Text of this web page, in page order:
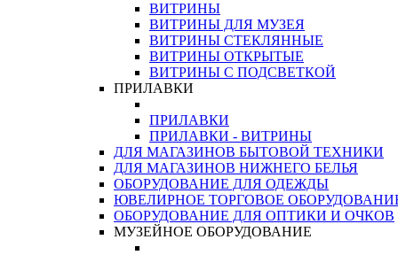
ВИТРИНЫ
ВИТРИНЫ ДЛЯ МУЗЕЯ
ВИТРИНЫ СТЕКЛЯННЫЕ
ВИТРИНЫ ОТКРЫТЫЕ
ВИТРИНЫ С ПОДСВЕТКОЙ
ПРИЛАВКИ
ПРИЛАВКИ
ПРИЛАВКИ - ВИТРИНЫ
ДЛЯ МАГАЗИНОВ БЫТОВОЙ ТЕХНИКИ
ДЛЯ МАГАЗИНОВ НИЖНЕГО БЕЛЬЯ
ОБОРУДОВАНИЕ ДЛЯ ОДЕЖДЫ
ЮВЕЛИРНОЕ ТОРГОВОЕ
ОБОРУДОВАНИЕ ДЛЯ ОПТИКИ И ОЧКОВ
МУЗЕЙНОЕ ОБОРУДОВАНИЕ